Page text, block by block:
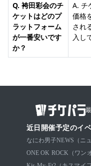
Q. 袴田彩会のチ
ケットはどのプ
ラットフォーム
が一番安いです
か？
A. チ
価格
され
入し
近日開催予定のイ
なにわ男子NEWS（ニ
ONE OK ROCK（ワン